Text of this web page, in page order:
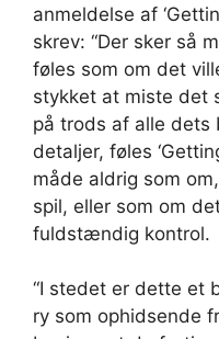
anmeldelse af
skrev: “Der sker så
føles som om det
stykket at miste det
på trods af alle dets
detaljer, føles
måde aldrig som
spil, eller som om
fuldstændig kontrol.
“I stedet er dette et
ry som ophidsende